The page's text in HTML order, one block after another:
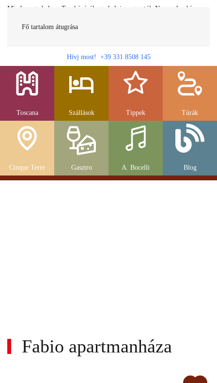
Fő tartalom átugrása
Minden egy helyen Toszkánáról egy helyi magyartól. Nemcsak a híres
gasztronomia....
Hívj most! +39 331 8508 145
Toscana Szállások Tippek Túrák
Cinque Terre Gasztro A. Bocelli Blog
Fabio apartmanháza